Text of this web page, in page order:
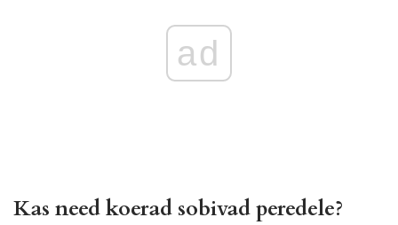
ad
Kas need koerad sobivad peredele?